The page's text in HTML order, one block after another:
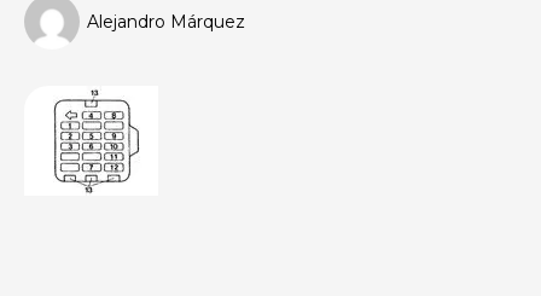
Alejandro Márquez